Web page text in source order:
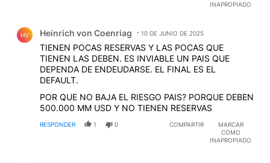
INAPROPIADO
HV Heinrich von Coenriag 10 DE JUNIO DE 2025
TIENEN POCAS RESERVAS Y LAS POCAS QUE
TIENEN LAS DEBEN. ES INVIABLE UN PAIS QUE
DEPENDA DE ENDEUDARSE. EL FINAL ES EL
DEFAULT.
POR QUE NO BAJA EL RIESGO PAIS? PORQUE DEBEN
500.000 MM USD Y NO TIENEN RESERVAS
RESPONDER 1 0 COMPARTIR
MARCAR
COMO
INAPROPIADO